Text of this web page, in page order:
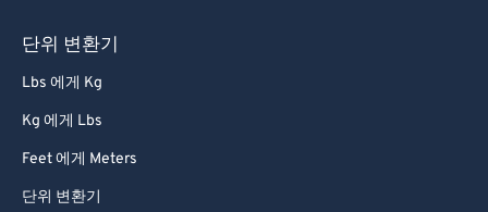
단위 변환기
Lbs 에게 Kg
Kg 에게 Lbs
Feet 에게 Meters
단위 변환기